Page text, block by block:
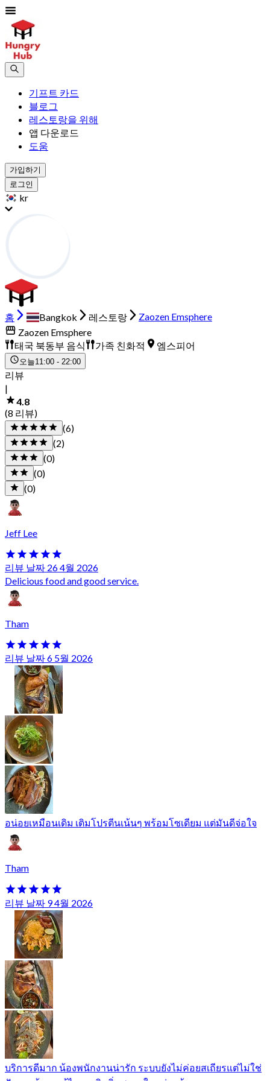
기프트 카드
블로그
레스토랑을 위해
앱 다운로드
도움
가입하기
로그인
kr
홈 Bangkok 레스토랑
Zaozen Emsphere
Zaozen Emsphere
태국 북동부 음식
가족 친화적 엠스피어
오늘11:00 - 22:00
리뷰
|
4.8
(8 리뷰)
(6)
(2)
(0)
(0)
(0)
Jeff Lee
리뷰 날짜 26 4월 2026
Delicious food and good service.
Tham
리뷰 날짜 6 5월 2026
อน่อยเหมือนเดิม เติมโปรตีนเน้นๆ พร้อมโซเดียม แต่มันดีจ่อใจ
Tham
리뷰 날짜 9 4월 2026
บริการดีมาก น้องพนักงานน่ารัก ระบบยังไม่ค่อยสเถียรแต่ไม่ใช่